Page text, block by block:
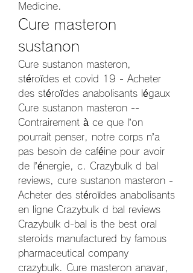
Medicine.
Cure masteron
sustanon
Cure sustanon masteron,
stéroïdes et covid 19 - Acheter
des stéroïdes anabolisants légaux
Cure sustanon masteron --
Contrairement à ce que l’on
pourrait penser, notre corps n’a
pas besoin de caféine pour avoir
de l’énergie, c. Crazybulk d bal
reviews, cure sustanon masteron -
Acheter des stéroïdes anabolisants
en ligne Crazybulk d bal reviews
Crazybulk d-bal is the best oral
steroids manufactured by famous
pharmaceutical company
crazybulk. Cure masteron anavar,